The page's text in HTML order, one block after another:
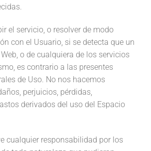
el servicio, o resolver de modo
con el Usuario, si se detecta que un
o de cualquiera de los servicios
es contrario a las presentes
de Uso. No nos hacemos
perjuicios, pérdidas,
derivados del uso del Espacio
cualquier responsabilidad por los